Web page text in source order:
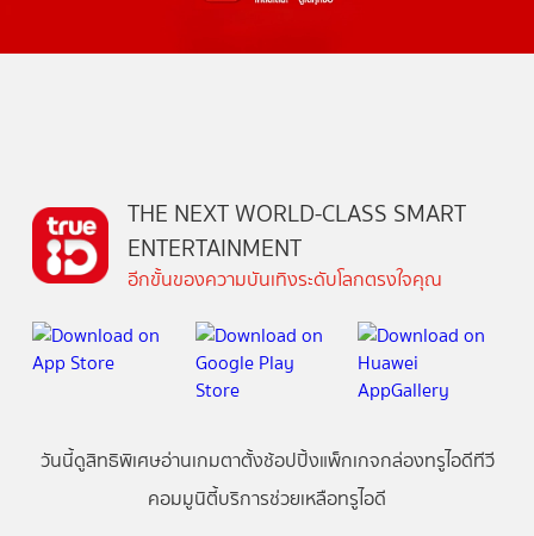
THE NEXT WORLD-CLASS SMART
ENTERTAINMENT
อีกขั้นของความบันเทิงระดับโลกตรงใจคุณ
วันนี้ดูสิทธิพิเศษอ่านเกมตาตั้งช้อปปิ้งแพ็กเกจกล่องทรูไอดีทีวี
คอมมูนิตี้บริการช่วยเหลือทรูไอดี